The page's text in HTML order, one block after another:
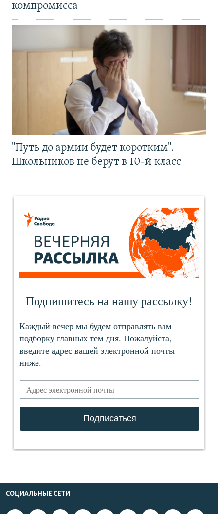
компромисса
"Путь до армии будет коротким".
Школьников не берут в 10-й класс
СОЦИАЛЬНЫЕ СЕТИ